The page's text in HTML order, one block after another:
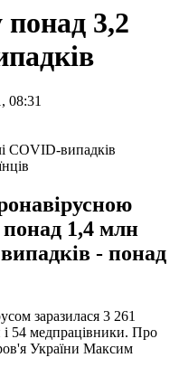
понад 3,2
08:31
понад 1,4 млн
- понад
заразилася 3 261
і 54 медпрацівники. Про
України Максим